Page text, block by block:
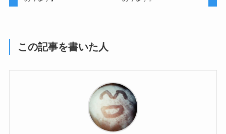
この記事を書いた人